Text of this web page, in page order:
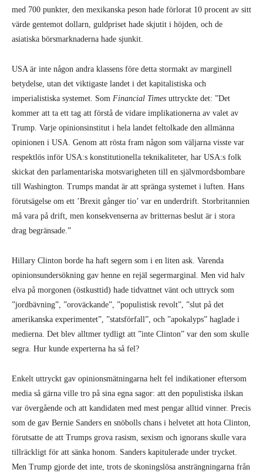
med 700 punkter, den mexikanska peson hade förlorat 10 procent av sitt
värde gentemot dollarn, guldpriset hade skjutit i höjden, och de
asiatiska börsmarknaderna hade sjunkit.
USA är inte någon andra klassens före detta stormakt av marginell
betydelse, utan det viktigaste landet i det kapitalistiska och
imperialistiska systemet. Som Financial Times uttryckte det: ”Det
kommer att ta ett tag att förstå de vidare implikationerna av valet av
Trump. Varje opinionsinstitut i hela landet feltolkade den allmänna
opinionen i USA. Genom att rösta fram någon som väljarna visste var
respektlös inför USA:s konstitutionella teknikaliteter, har USA:s folk
skickat den parlamentariska motsvarigheten till en självmordsbombare
till Washington. Trumps mandat är att spränga systemet i luften. Hans
förutsägelse om ett ’Brexit gånger tio’ var en underdrift. Storbritannien
må vara på drift, men konsekvenserna av britternas beslut är i stora
drag begränsade.”
Hillary Clinton borde ha haft segern som i en liten ask. Varenda
opinionsundersökning gav henne en rejäl segermarginal. Men vid halv
elva på morgonen (östkusttid) hade tidvattnet vänt och uttryck som
”jordbävning”, ”oroväckande”, ”populistisk revolt”, ”slut på det
amerikanska experimentet”, ”statsförfall”, och ”apokalyps” haglade i
medierna. Det blev alltmer tydligt att ”inte Clinton” var den som skulle
segra. Hur kunde experterna ha så fel?
Enkelt uttryckt gav opinionsmätningarna helt fel indikationer eftersom
media så gärna ville tro på sina egna sagor: att den populistiska ilskan
var övergående och att kandidaten med mest pengar alltid vinner. Precis
som de gav Bernie Sanders en snöbolls chans i helvetet att hota Clinton,
förutsatte de att Trumps grova rasism, sexism och ignorans skulle vara
tillräckligt för att sänka honom. Sanders kapitulerade under trycket.
Men Trump gjorde det inte, trots de skoningslösa ansträngningarna från